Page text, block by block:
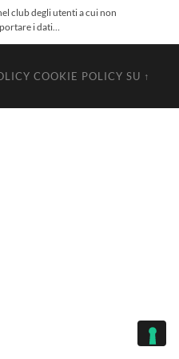
club degli utenti a cui non
i dati…
COOKIE POLICY SU ↑